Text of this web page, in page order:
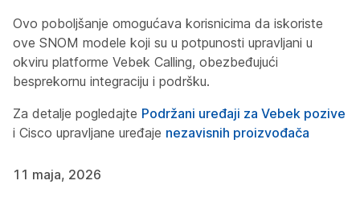
Ovo poboljšanje omogućava korisnicima da iskoriste
ove SNOM modele koji su u potpunosti upravljani u
okviru platforme Vebek Calling, obezbeđujući
besprekornu integraciju i podršku.
Za detalje pogledajte Podržani uređaji za Vebek pozive
i Cisco upravljane uređaje nezavisnih proizvođača
11 maja, 2026